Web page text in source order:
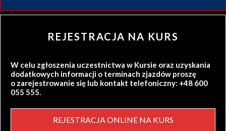
REJESTRACJA NA KURS
W celu zgłoszenia uczestnictwa w Kursie oraz uzyskania
dodatkowych informacji o terminach zjazdów proszę
o zarejestrowanie się lub kontakt telefoniczny: +48 600
055 555.
REJESTRACJA ONLINE NA KURS